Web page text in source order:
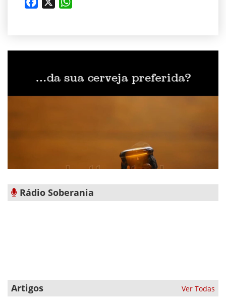
Rádio Soberania
Artigos Ver Todas